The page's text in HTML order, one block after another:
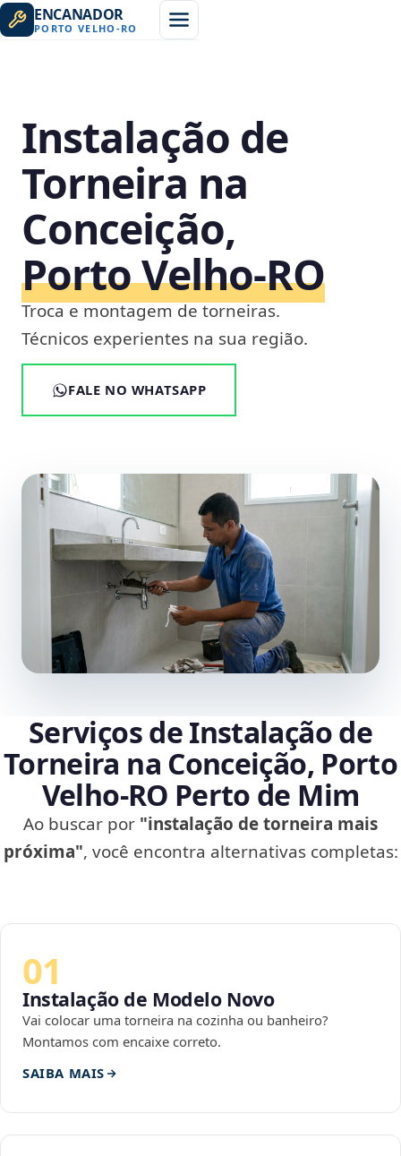
ENCANADOR
PORTO VELHO -RO
Instalação de
Torneira na
Conceição,
Porto Velho‑RO
Troca e montagem de torneiras.
Técnicos experientes na sua região.
FALE NO WHATSAPP
Serviços de Instalação de
Torneira na Conceição, Porto
Velho‑RO Perto de Mim
Ao buscar por "instalação de torneira mais
próxima", você encontra alternativas completas:
01
Instalação de Modelo Novo
Vai colocar uma torneira na cozinha ou banheiro?
Montamos com encaixe correto.
SAIBA MAIS